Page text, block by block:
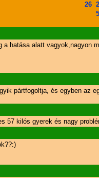
26
a hatása alatt vagyok,nagyon
pártfogoltja, és egyben az
57 kilós gyerek és nagy